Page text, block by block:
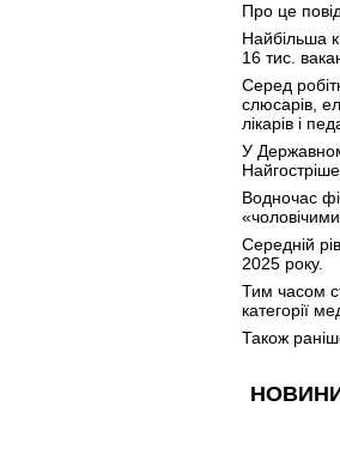
Про це
Найбільша
16 тис.
Серед
слюсарів,
лікарів і
У
Водночас
Середній
2025 року.
Тим часом
категорії
Також